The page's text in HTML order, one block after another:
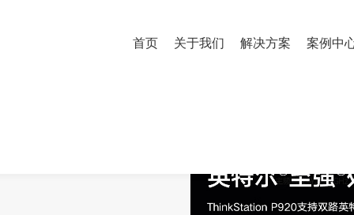
首页 关于我们 解决方案 案例中